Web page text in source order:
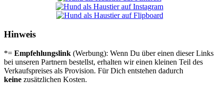
Hinweis
*= Empfehlungslink (Werbung): Wenn Du über einen dieser Links
bei unseren Partnern bestellst, erhalten wir einen kleinen Teil des
Verkaufspreises als Provision. Für Dich entstehen dadurch
keine zusätzlichen Kosten.